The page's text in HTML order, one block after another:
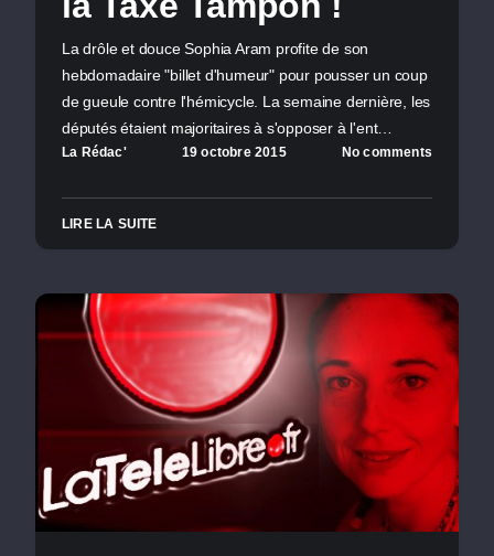
La drôle et douce Sophia Aram profite de son
hebdomadaire "billet d'humeur" pour pousser un coup
de gueule contre l'hémicycle. La semaine dernière, les
députés étaient majoritaires à s'opposer à l'ent…
La Rédac' 19 octobre 2015 No comments
LIRE LA SUITE